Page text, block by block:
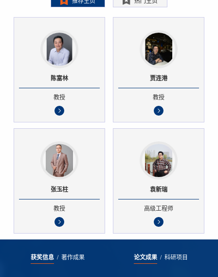
陈富林
教授
贾连港
教授
张玉柱
教授
袁新瑞
高级工程师
获奖信息/ 著作成果 论文成果/ 科研项目